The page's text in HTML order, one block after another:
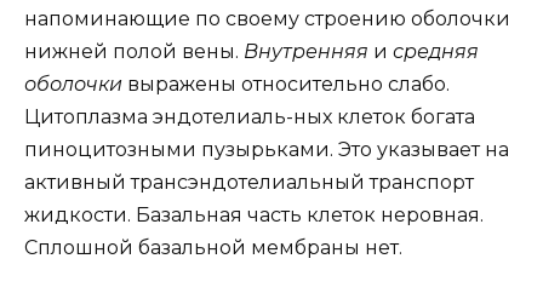
напоминающие по своему строению оболочки
нижней полой вены. Внутренняя и средняя
оболочки выражены относительно слабо.
Цитоплазма эндотелиаль-ных клеток богата
пиноцитозными пузырьками. Это указывает на
активный трансэндотелиальный транспорт
жидкости. Базальная часть клеток неровная.
Сплошной базальной мембраны нет.